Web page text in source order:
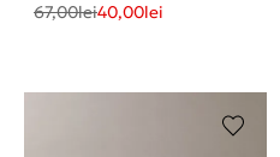
67,00lei40,00lei